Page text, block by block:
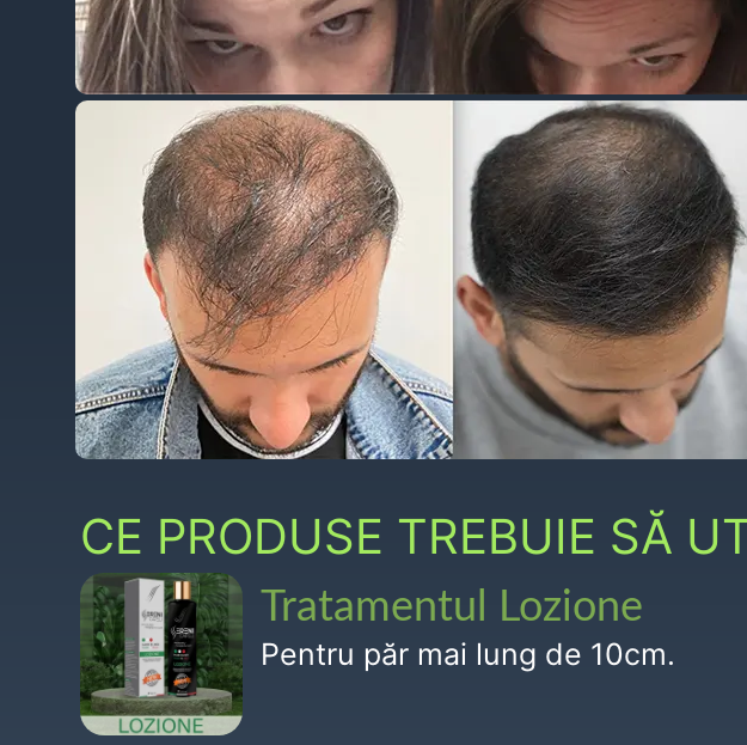
CE PRODUSE TREBUIE SĂ
Tratamentul Lozione
Pentru păr mai lung de 10cm.